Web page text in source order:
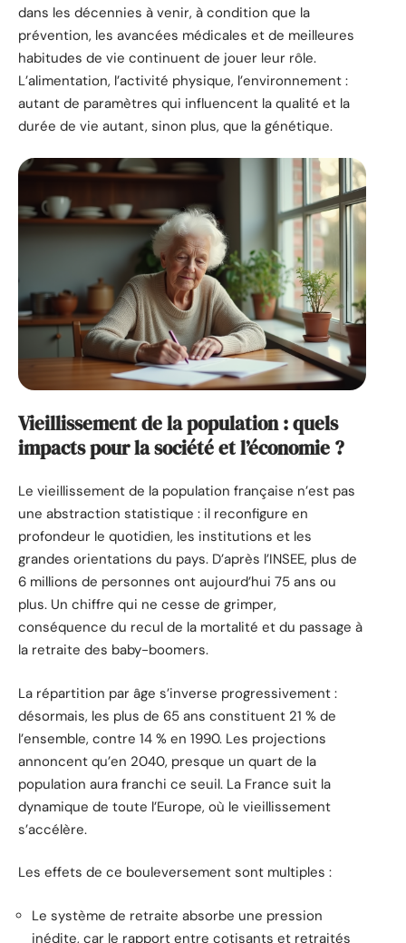
dans les décennies à venir, à condition que la
prévention, les avancées médicales et de meilleures
habitudes de vie continuent de jouer leur rôle.
L’alimentation, l’activité physique, l’environnement :
autant de paramètres qui influencent la qualité et la
durée de vie autant, sinon plus, que la génétique.
Vieillissement de la population : quels
impacts pour la société et l’économie ?
Le vieillissement de la population française n’est pas
une abstraction statistique : il reconfigure en
profondeur le quotidien, les institutions et les
grandes orientations du pays. D’après l’INSEE, plus de
6 millions de personnes ont aujourd’hui 75 ans ou
plus. Un chiffre qui ne cesse de grimper,
conséquence du recul de la mortalité et du passage à
la retraite des baby-boomers.
La répartition par âge s’inverse progressivement :
désormais, les plus de 65 ans constituent 21 % de
l’ensemble, contre 14 % en 1990. Les projections
annoncent qu’en 2040, presque un quart de la
population aura franchi ce seuil. La France suit la
dynamique de toute l’Europe, où le vieillissement
s’accélère.
Les effets de ce bouleversement sont multiples :
Le système de retraite absorbe une pression
inédite, car le rapport entre cotisants et retraités